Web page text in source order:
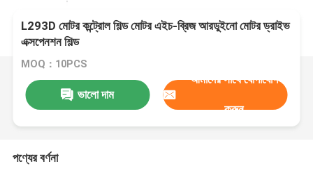
L293D মোটর কন্ট্রোল শিল্ড মোটর এইচ-ব্রিজ আরডুইনো মোটর ড্রাইভ
এক্সপেনশন শিল্ড
MOQ：10PCS
ভালো দাম
আমাদের সাথে যোগাযোগ
করুন
পণ্যের বর্ণনা